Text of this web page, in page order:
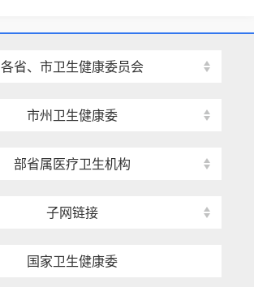
各省、市卫生健康委员会
市州卫生健康委
部省属医疗卫生机构
子网链接
国家卫生健康委